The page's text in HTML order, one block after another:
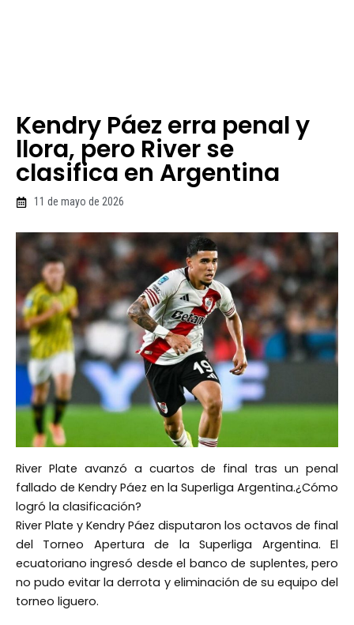
Kendry Páez erra penal y
llora, pero River se
clasifica en Argentina
11 de mayo de 2026
River Plate avanzó a cuartos de final tras un penal
fallado de Kendry Páez en la Superliga Argentina.¿Cómo
logró la clasificación?
River Plate y Kendry Páez disputaron los octavos de final
del Torneo Apertura de la Superliga Argentina. El
ecuatoriano ingresó desde el banco de suplentes, pero
no pudo evitar la derrota y eliminación de su equipo del
torneo liguero.